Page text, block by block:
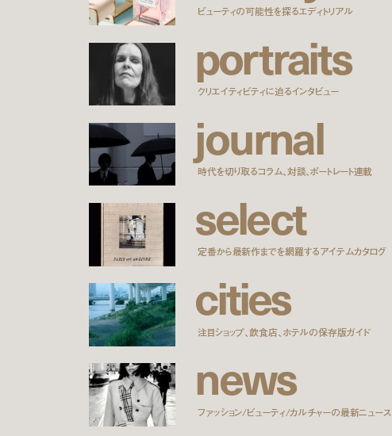
ビューティの可能性を探るエディトリアル
portraits
クリエイティビティに迫るインタビュー
journal
時代を切り取るコラム、対談、ポートレート連載
select
定番から最新作までを網羅するアイテムカタログ
cities
注目ショップ、飲食店、ホテルの保存版ガイド
news
ファッション/ビューティ/カルチャーの最新ニュース